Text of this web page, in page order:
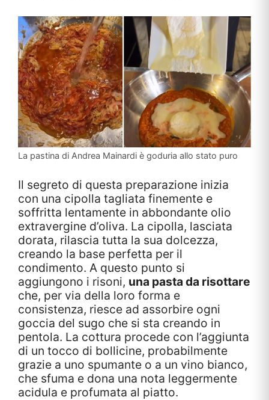
La pastina di Andrea Mainardi è goduria allo stato puro
Il segreto di questa preparazione inizia
con una cipolla tagliata finemente e
soffritta lentamente in abbondante olio
extravergine d’oliva. La cipolla, lasciata
dorata, rilascia tutta la sua dolcezza,
creando la base perfetta per il
condimento. A questo punto si
aggiungono i risoni, una pasta da risottare
che, per via della loro forma e
consistenza, riesce ad assorbire ogni
goccia del sugo che si sta creando in
pentola. La cottura procede con l’aggiunta
di un tocco di bollicine, probabilmente
grazie a uno spumante o a un vino bianco,
che sfuma e dona una nota leggermente
acidula e profumata al piatto.